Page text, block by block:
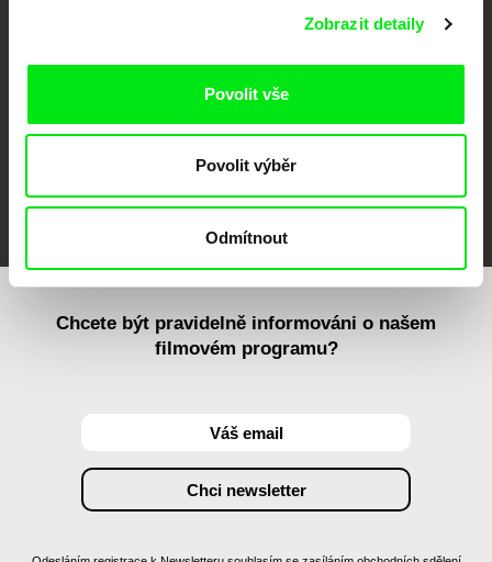
Zobrazit detaily
Povolit vše
Povolit výběr
Odmítnout
Chcete být pravidelně informováni o našem
filmovém programu?